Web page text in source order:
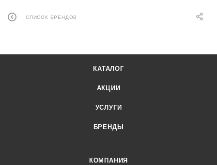
СПИСОК БРЕНДОВ
КАТАЛОГ
АКЦИИ
УСЛУГИ
БРЕНДЫ
КОМПАНИЯ